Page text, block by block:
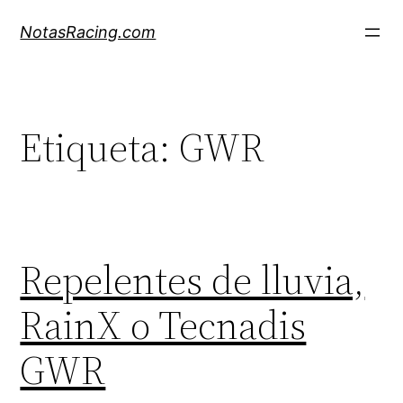
NotasRacing.com
Etiqueta: GWR
Repelentes de lluvia,
RainX o Tecnadis
GWR